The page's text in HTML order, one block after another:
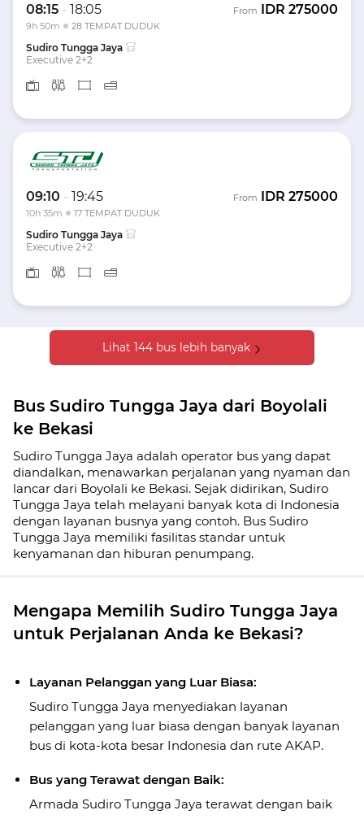
08:15 - 18:05
9h 50m 28 TEMPAT DUDUK
From IDR 275000
Sudiro Tungga Jaya
Executive 2+2
09:10 - 19:45
10h 35m 17 TEMPAT DUDUK
From IDR 275000
Sudiro Tungga Jaya
Executive 2+2
Lihat 144 bus lebih banyak
Bus Sudiro Tungga Jaya dari Boyolali
ke Bekasi
Sudiro Tungga Jaya adalah operator bus yang dapat
diandalkan, menawarkan perjalanan yang nyaman dan
lancar dari Boyolali ke Bekasi. Sejak didirikan, Sudiro
Tungga Jaya telah melayani banyak kota di Indonesia
dengan layanan busnya yang contoh. Bus Sudiro
Tungga Jaya memiliki fasilitas standar untuk
kenyamanan dan hiburan penumpang.
Mengapa Memilih Sudiro Tungga Jaya
untuk Perjalanan Anda ke Bekasi?
Layanan Pelanggan yang Luar Biasa:
Sudiro Tungga Jaya menyediakan layanan
pelanggan yang luar biasa dengan banyak layanan
bus di kota-kota besar Indonesia dan rute AKAP.
Bus yang Terawat dengan Baik:
Armada Sudiro Tungga Jaya terawat dengan baik